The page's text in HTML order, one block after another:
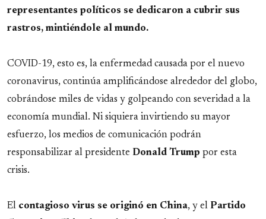
representantes políticos se dedicaron a cubrir sus
rastros, mintiéndole al mundo.
COVID-19, esto es, la enfermedad causada por el nuevo
coronavirus, continúa amplificándose alrededor del globo,
cobrándose miles de vidas y golpeando con severidad a la
economía mundial. Ni siquiera invirtiendo su mayor
esfuerzo, los medios de comunicación podrán
responsabilizar al presidente Donald Trump por esta
crisis.
El contagioso virus se originó en China, y el Partido